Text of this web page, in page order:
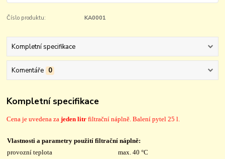
Číslo produktu: KA0001
Kompletní specifikace
Komentáře 0
Kompletní specifikace
Cena je uvedena zajeden litr filtrační náplně. Balení pytel 25 l.
Vlastnosti a parametry použití filtrační náplně:
provozní teplota
max. 40 °C